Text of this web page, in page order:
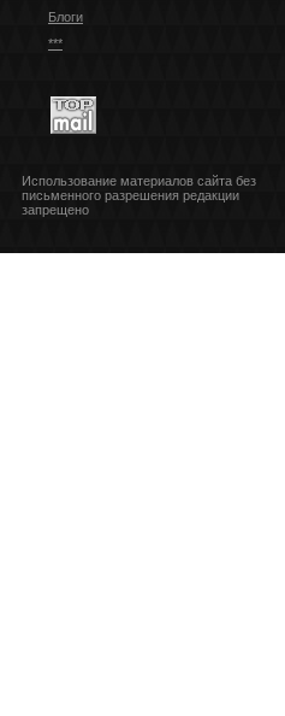
Блоги
***
Использование материалов сайта без
письменного разрешения редакции
запрещено